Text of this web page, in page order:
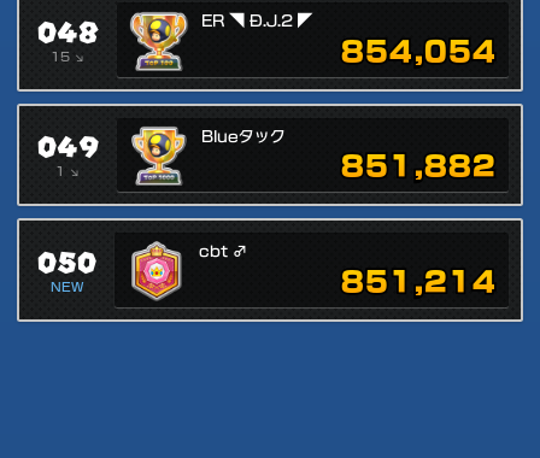
048
15 ↘
ER ◥ Đ.J.2 ◤
854,054
049
1 ↘
Blueタック
851,882
050
NEW
cbt ♂
851,214